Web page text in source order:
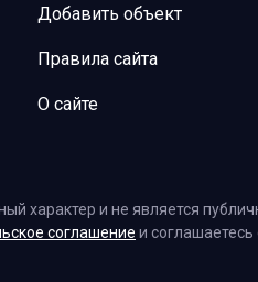
Добавить объект
Правила сайта
О сайте
характер и не является
соглашение и соглашаетесь